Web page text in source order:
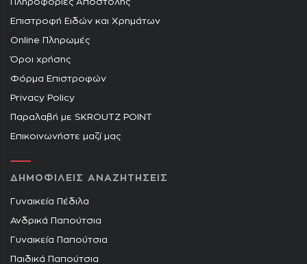
Πληροφορίες Αποστολής
Επιστροφή Ειδών και Χρημάτων
Online Πληρωμές
Όροι χρήσης
Φόρμα Επιστροφών
Privacy Policy
Παραλαβή με SKROUTZ POINT
Επικοινωνήστε μαζί μας
ΔΗΜΟΦΙΛΕΙΣ ΑΝΑΖΗΤΗΣΕΙΣ
Γυναικεία Πέδιλα
Ανδρικά Παπούτσια
Γυναικεία Παπούτσια
Παιδικά Παπούτσια